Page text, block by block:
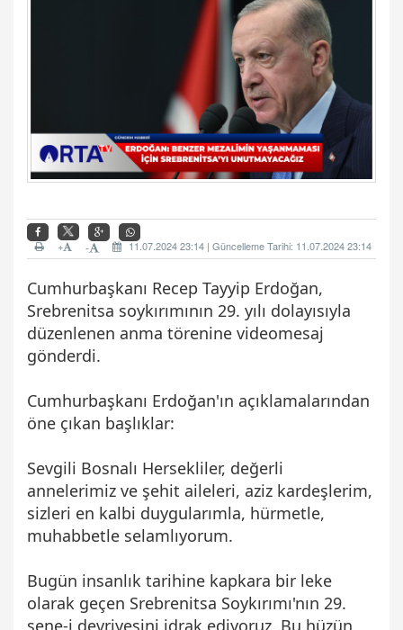
11.07.2024 23:14 | Güncelleme Tarihi: 11.07.2024 23:14
-
+
Cumhurbaşkanı Recep Tayyip Erdoğan,
Srebrenitsa soykırımının 29. yılı dolayısıyla
düzenlenen anma törenine videomesaj
gönderdi.
Cumhurbaşkanı Erdoğan'ın açıklamalarından
öne çıkan başlıklar:
Sevgili Bosnalı Hersekliler, değerli
annelerimiz ve şehit aileleri, aziz kardeşlerim,
sizleri en kalbi duygularımla, hürmetle,
muhabbetle selamlıyorum.
Bugün insanlık tarihine kapkara bir leke
olarak geçen Srebrenitsa Soykırımı'nın 29.
sene-i devriyesini idrak ediyoruz. Bu hüzün